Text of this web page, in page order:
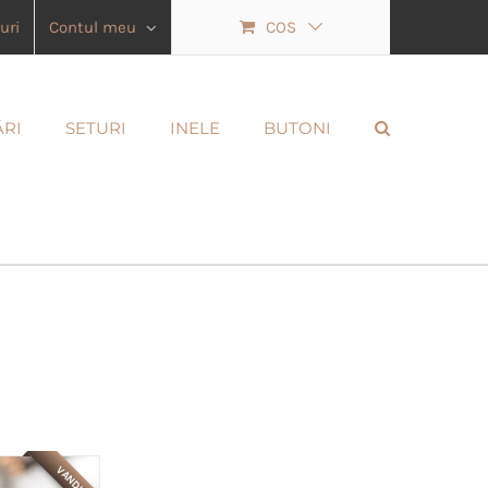
Contul meu COS
SETURI INELE BUTONI